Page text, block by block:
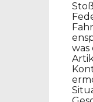
was